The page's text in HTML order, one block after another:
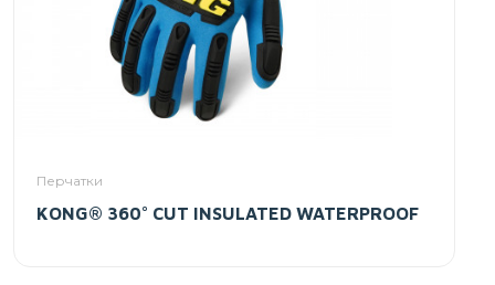
Перчатки
KONG® 360° CUT INSULATED WATERPROOF